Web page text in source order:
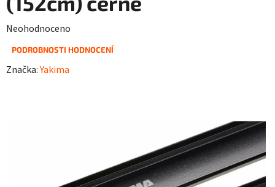
Průměrné
hodnocení
Neohodnoceno
PODROBNOSTI HODNOCENÍ
Značka:Yakima